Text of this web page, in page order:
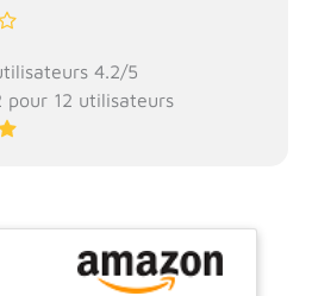
4.2/5
pour 12 utilisateurs